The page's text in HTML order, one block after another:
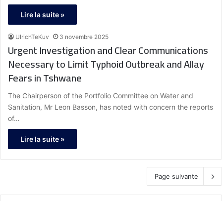
Lire la suite »
UlrichTeKuv 3 novembre 2025
Urgent Investigation and Clear Communications
Necessary to Limit Typhoid Outbreak and Allay
Fears in Tshwane
The Chairperson of the Portfolio Committee on Water and
Sanitation, Mr Leon Basson, has noted with concern the reports
of…
Lire la suite »
Page suivante